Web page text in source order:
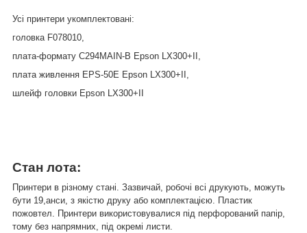
Усі принтери укомплектовані:
головка F078010,
плата-формату C294MAIN-B Epson LX300+II,
плата живлення EPS-50E Epson LX300+II,
шлейф головки Epson LX300+II
Стан лота:
Принтери в різному стані. Зазвичай, робочі всі друкують, можуть
бути 19,анси, з якістю друку або комплектацією. Пластик
пожовтел. Принтери використовувалися під перфорований папір,
тому без напрямних, під окремі листи.